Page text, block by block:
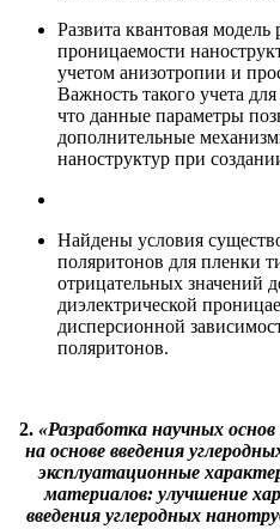
Развита квантовая модель
проницаемости
учетом анизотропии и
Важность такого учета
что данные параметры
дополнительные
наноструктур при
Найдены условия
поляритонов для пленки
отрицательных значений
диэлектрической
дисперсионной
поляритонов.
2. «Разработка научных
на основе введения
эксплуатационные
материалов: улучшение
введения углеродных